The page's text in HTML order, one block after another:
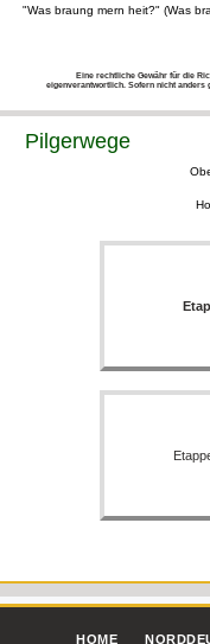
"Was braung mern heit?" (Was
Eine rechtliche Gewähr für die
eigenverantwortlich. Sofern nicht anders
Pilgerwege
HOME